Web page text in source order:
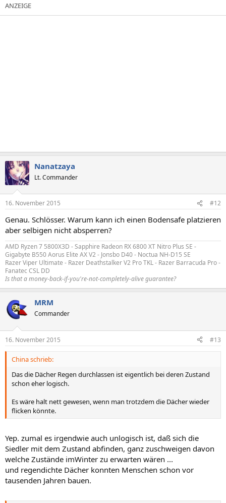
Nanatzaya
Lt. Commander
16. November 2015 #12
Genau. Schlösser. Warum kann ich einen Bodensafe platzieren
aber selbigen nicht absperren?
AMD Ryzen 7 5800X3D - Sapphire Radeon RX 6800 XT Nitro Plus SE -
Gigabyte B550 Aorus Elite AX V2 - Jonsbo D40 - Noctua NH-D15 SE
Razer Viper Ultimate - Razer Deathstalker V2 Pro TKL - Razer Barracuda Pro -
Fanatec CSL DD
Is that a money-back-if-you're-not-completely-alive guarantee?
MRM
Commander
16. November 2015 #13
China schrieb:
Das die Dächer Regen durchlassen ist eigentlich bei deren Zustand
schon eher logisch.
Es wäre halt nett gewesen, wenn man trotzdem die Dächer wieder
flicken könnte.
Yep. zumal es irgendwie auch unlogisch ist, daß sich die
Siedler mit dem Zustand abfinden, ganz zuschweigen davon
welche Zustände imWinter zu erwarten wären ...
und regendichte Dächer konnten Menschen schon vor
tausenden Jahren bauen.